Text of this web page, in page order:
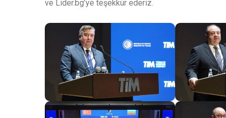
ve Lider.bg’ye teşekkür ederiz.